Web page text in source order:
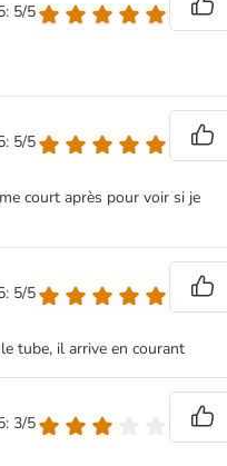
5/5
5/5
court après pour voir si je
5/5
tube, il arrive en courant
3/5